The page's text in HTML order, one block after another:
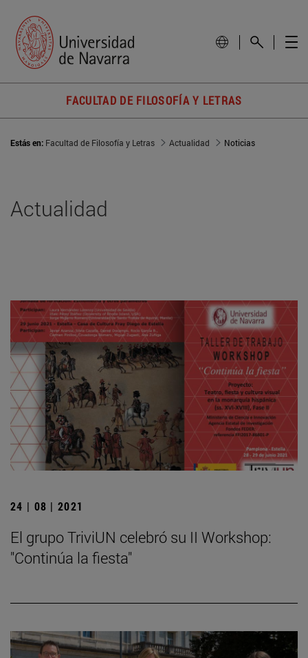
FACULTAD DE FILOSOFÍA Y LETRAS
Estás en: Facultad de Filosofía y Letras Actualidad Noticias
Actualidad
24 | 08 | 2021
El grupo TriviUN celebró su II Workshop:
"Continúa la fiesta"